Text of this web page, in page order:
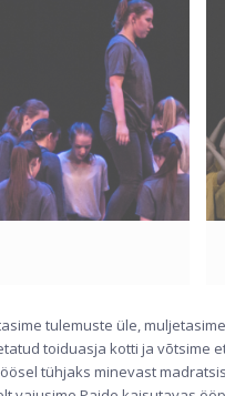
tulemuste üle,
toiduasja kotti ja võtsime
tühjaks minevast